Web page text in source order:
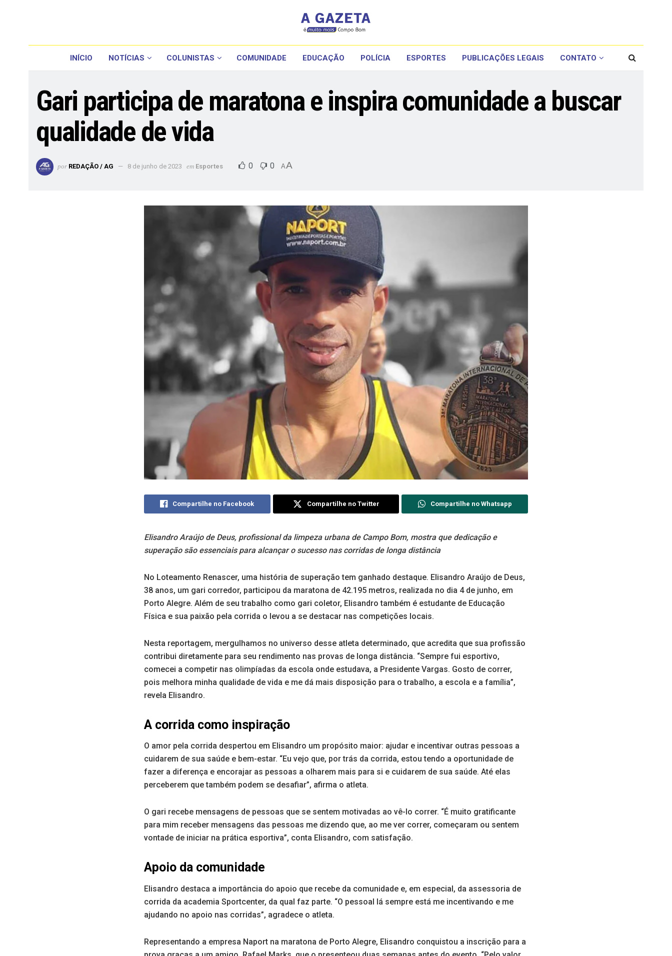
INÍCIO NOTÍCIAS COLUNISTAS COMUNIDADE EDUCAÇÃO POLÍCIA ESPORTES PUBLICAÇÕES LEGAIS CONTATO
Gari participa de maratona e inspira comunidade a buscar
qualidade de vida
por REDAÇÃO / AG 8 de junho de 2023 em Esportes 0 0 AA
Compartilhe no Facebook Compartilhe no Twitter Compartilhe no Whatsapp
Elisandro Araújo de Deus, profissional da limpeza urbana de Campo Bom, mostra que dedicação e
superação são essenciais para alcançar o sucesso nas corridas de longa distância
No Loteamento Renascer, uma história de superação tem ganhado destaque. Elisandro Araújo de Deus,
38 anos, um gari corredor, participou da maratona de 42.195 metros, realizada no dia 4 de junho, em
Porto Alegre. Além de seu trabalho como gari coletor, Elisandro também é estudante de Educação
Física e sua paixão pela corrida o levou a se destacar nas competições locais.
Nesta reportagem, mergulhamos no universo desse atleta determinado, que acredita que sua profissão
contribui diretamente para seu rendimento nas provas de longa distância. “Sempre fui esportivo,
comecei a competir nas olimpíadas da escola onde estudava, a Presidente Vargas. Gosto de correr,
pois melhora minha qualidade de vida e me dá mais disposição para o trabalho, a escola e a família”,
revela Elisandro.
A corrida como inspiração
O amor pela corrida despertou em Elisandro um propósito maior: ajudar e incentivar outras pessoas a
cuidarem de sua saúde e bem-estar. “Eu vejo que, por trás da corrida, estou tendo a oportunidade de
fazer a diferença e encorajar as pessoas a olharem mais para si e cuidarem de sua saúde. Até elas
perceberem que também podem se desafiar”, afirma o atleta.
O gari recebe mensagens de pessoas que se sentem motivadas ao vê-lo correr. “É muito gratificante
para mim receber mensagens das pessoas me dizendo que, ao me ver correr, começaram ou sentem
vontade de iniciar na prática esportiva”, conta Elisandro, com satisfação.
Apoio da comunidade
Elisandro destaca a importância do apoio que recebe da comunidade e, em especial, da assessoria de
corrida da academia Sportcenter, da qual faz parte. “O pessoal lá sempre está me incentivando e me
ajudando no apoio nas corridas”, agradece o atleta.
Representando a empresa Naport na maratona de Porto Alegre, Elisandro conquistou a inscrição para a